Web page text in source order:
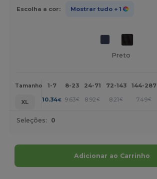
Escolha a cor: Mostrar tudo + 1
Preto
Tamanho 1-7 8-23 24-71 72-143 144-287
XL 10.34€ 9.63€ 8.92 € 8.21 € 7.49€
Seleções: 0
Adicionar ao Carrinho